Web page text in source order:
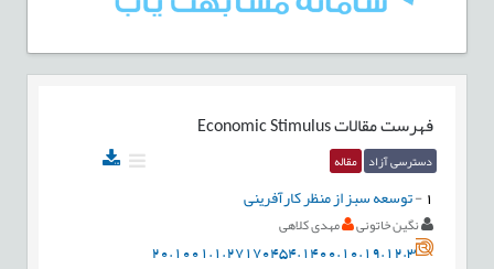
فهرست مقالاتEconomic Stimulus
دسترسی آزاد مقاله
-توسعه سبز از منظر کارآفرینی
نگین خاتونی مهدی کلاهی
20.1001.1.27170454.1400.10.19.12.3